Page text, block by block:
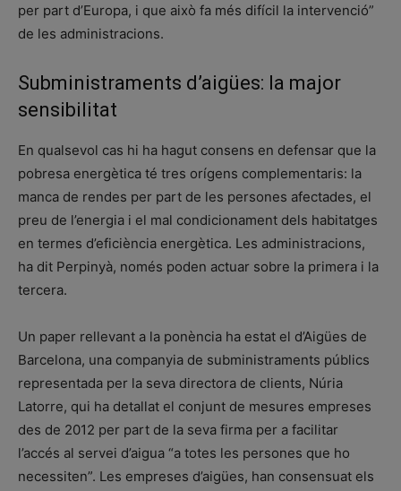
per part d’Europa, i que això fa més difícil la intervenció”
de les administracions.
Subministraments d’aigües: la major
sensibilitat
En qualsevol cas hi ha hagut consens en defensar que la
pobresa energètica té tres orígens complementaris: la
manca de rendes per part de les persones afectades, el
preu de l’energia i el mal condicionament dels habitatges
en termes d’eficiència energètica. Les administracions,
ha dit Perpinyà, només poden actuar sobre la primera i la
tercera.
Un paper rellevant a la ponència ha estat el d’Aigües de
Barcelona, una companyia de subministraments públics
representada per la seva directora de clients, Núria
Latorre, qui ha detallat el conjunt de mesures empreses
des de 2012 per part de la seva firma per a facilitar
l’accés al servei d’aigua “a totes les persones que ho
necessiten”. Les empreses d’aigües, han consensuat els